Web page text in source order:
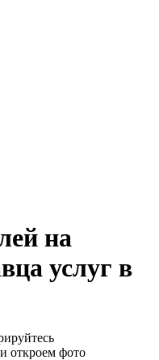
на
услуг в
откроем фото